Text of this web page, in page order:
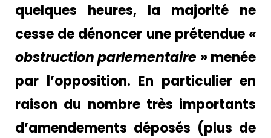
quelques heures, la majorité ne
cesse de dénoncer une prétendue«
obstruction parlementaire »menée
par l’opposition. En particulier en
raison du nombre très importants
d’amendements déposés (plus de